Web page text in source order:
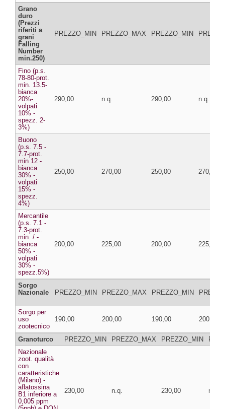
Grano
duro
(Prezzi
riferiti a
grani
Falling
Number
min.250)
PREZZO_MIN PREZZO_MAX PREZZO_MIN
Fino (p.s.
78-80-prot.
min. 13.5-
bianca
20%-
volpati
10% -
spezz. 2-
3%)
290,00 n.q. 290,00 n.q.
Buono
(p.s. 7.5 -
7.7-prot.
min 12 -
bianca
30% -
volpati
15% -
spezz.
4%)
250,00 270,00 250,00 270,00
Mercantile
(p.s. 7.1 -
7.3-prot.
min. / -
bianca
50% -
volpati
30% -
spezz.5%)
200,00 225,00 200,00 225,00
Sorgo
Nazionale
PREZZO_MIN PREZZO_MAX PREZZO_MIN
Sorgo per
uso
zootecnico
190,00 200,00 190,00 200,00
Granoturco PREZZO_MIN PREZZO_MAX PREZZO_MIN
Nazionale
zoot. qualità
con
caratteristiche
(Milano) -
aflatossina
B1 inferiore a
0,005 ppm
230,00 n.q. 230,00 n.q.